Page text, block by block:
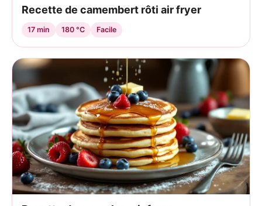
Recette de camembert rôti air fryer
17 min 180 °C Facile